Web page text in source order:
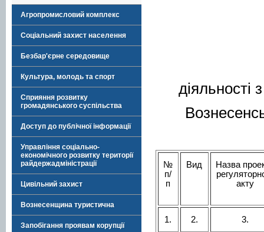
Агропромисловий комплекс
Соціальний захист населення
Безбар'єрне середовище
Культура, молодь та спорт
Сприяння розвитку
громадянського суспільства
Доступ до публічної інформації
Управління соціально-
економічного розвитку території
райдержадміністрації
Цивільний захист
Вознесенщина туристична
Запобігання проявам корупції
діяльності
№
п/
п
Вид
Назва
акту
1. 2. 3.